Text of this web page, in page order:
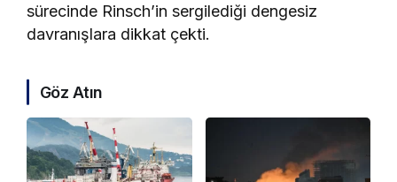
sürecinde Rinsch’in sergilediği dengesiz
davranışlara dikkat çekti.
Göz Atın